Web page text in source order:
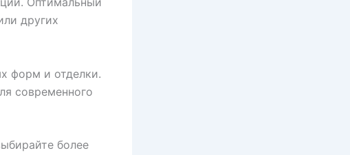
других
форм и отделки.
современного
более